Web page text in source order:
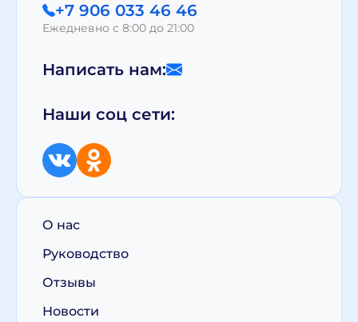
+7 906 033 46 46
Ежедневно с 8:00 до 21:00
Написать нам:
Наши соц сети:
О нас
Руководство
Отзывы
Новости